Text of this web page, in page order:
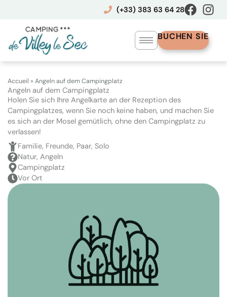
springen
(+33) 383 63 64 28
BUCHEN SIE
Accueil » Angeln auf dem Campingplatz
Angeln auf dem Campingplatz
Holen Sie sich Ihre Angelkarte an der Rezeption des
Campingplatzes, wenn Sie noch keine haben, und machen Sie
es sich an der Mosel gemütlich, ohne den Campingplatz zu
verlassen!
Familie, Freunde, Paar, Solo
Natur, Angeln
Campingplatz
Vor Ort